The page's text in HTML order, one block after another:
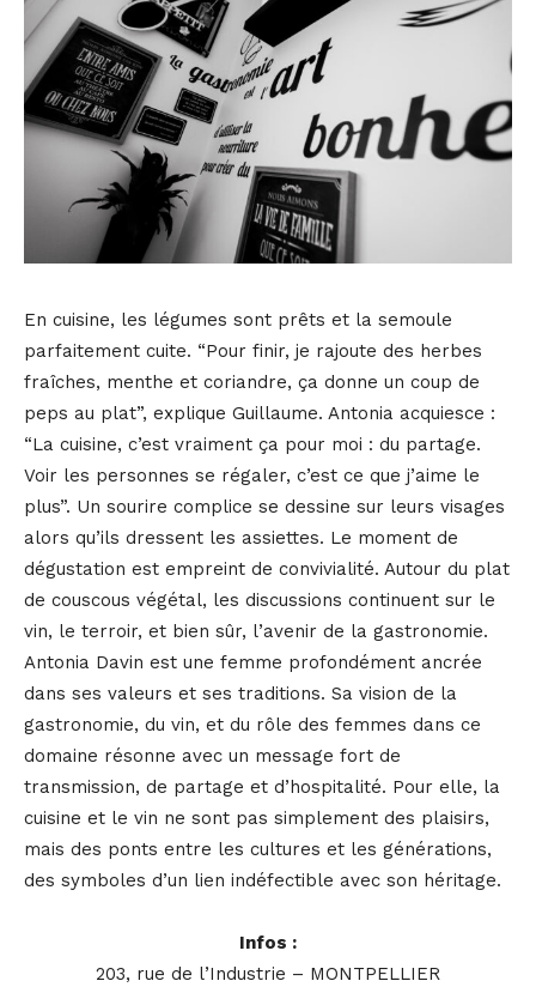
En cuisine, les légumes sont prêts et la semoule
parfaitement cuite. “Pour finir, je rajoute des herbes
fraîches, menthe et coriandre, ça donne un coup de
peps au plat”, explique Guillaume. Antonia acquiesce :
“La cuisine, c’est vraiment ça pour moi : du partage.
Voir les personnes se régaler, c’est ce que j’aime le
plus”. Un sourire complice se dessine sur leurs visages
alors qu’ils dressent les assiettes. Le moment de
dégustation est empreint de convivialité. Autour du plat
de couscous végétal, les discussions continuent sur le
vin, le terroir, et bien sûr, l’avenir de la gastronomie.
Antonia Davin est une femme profondément ancrée
dans ses valeurs et ses traditions. Sa vision de la
gastronomie, du vin, et du rôle des femmes dans ce
domaine résonne avec un message fort de
transmission, de partage et d’hospitalité. Pour elle, la
cuisine et le vin ne sont pas simplement des plaisirs,
mais des ponts entre les cultures et les générations,
des symboles d’un lien indéfectible avec son héritage.
Infos :
203, rue de l’Industrie – MONTPELLIER